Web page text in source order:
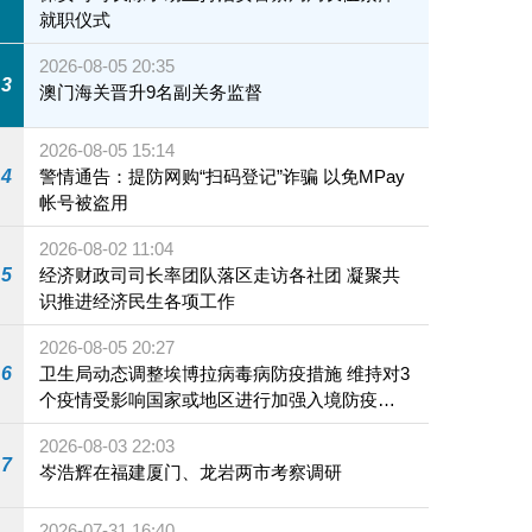
就职仪式
3
2026-08-05 20:35
澳门海关晋升9名副关务监督
4
2026-08-05 15:14
警情通告：提防网购“扫码登记”诈骗 以免MPay
帐号被盗用
5
2026-08-02 11:04
经济财政司司长率团队落区走访各社团 凝聚共
识推进经济民生各项工作
6
2026-08-05 20:27
卫生局动态调整埃博拉病毒病防疫措施 维持对3
个疫情受影响国家或地区进行加强入境防疫措
施
7
2026-08-03 22:03
岑浩辉在福建厦门、龙岩两市考察调研